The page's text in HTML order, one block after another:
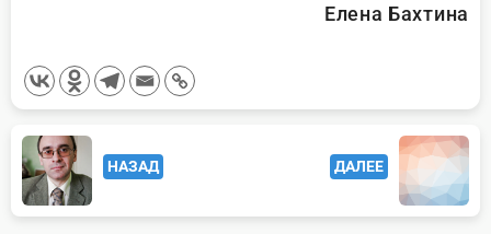
Елена Бахтина
<span
class="nav-
subtitle
НАЗАД ДАЛЕЕ